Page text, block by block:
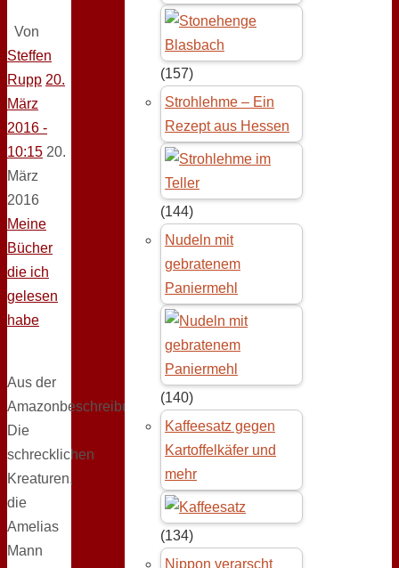
Von
Steffen
Rupp 20.
März
2016 -
10:15 20.
März
2016
Meine
Bücher
die ich
gelesen
habe
Aus der
Amazonbeschreibung:
Die
schrecklichen
Kreaturen,
die
Amelias
Mann
(157)
Strohlehme – Ein
Rezept aus Hessen
(144)
Nudeln mit
gebratenem
Paniermehl
(140)
Kaffeesatz gegen
Kartoffelkäfer und
mehr
(134)
Nippon verarscht